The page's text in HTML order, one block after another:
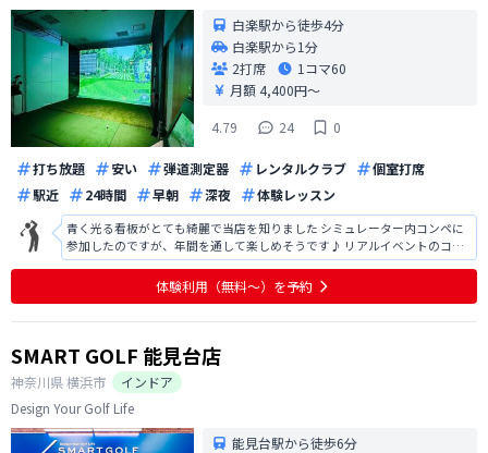
白楽駅から徒歩4分
白楽駅から1分
2打席
1コマ60
月額 4,400円〜
4.79
24 0
打ち放題 安い 弾道測定器 レンタルクラブ
個室打席
駅近
24時間 早朝 深夜 体験レッスン
青く光る看板がとても綺麗で当店を知りました シミュレーター内コンペに
参加したのですが、年間を通して楽しめそうです♪ リアルイベントのコン
ペにも行ってみたいです！
体験利用（無料〜）を予約
SMART GOLF 能見台店
神奈川県横浜市
インドア
Design Your Golf Life
能見台駅から徒歩6分